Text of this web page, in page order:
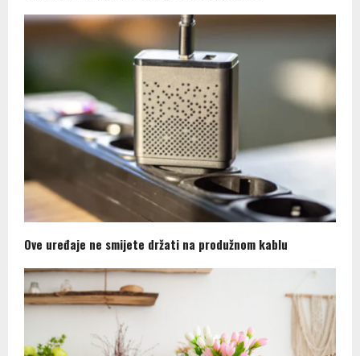
Ove uređaje ne smijete držati na produžnom kablu